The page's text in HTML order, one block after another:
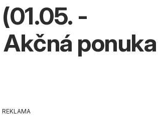
-
ponuka
REKLAMA